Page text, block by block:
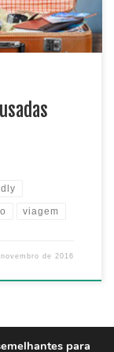
viagem
de 2016
para